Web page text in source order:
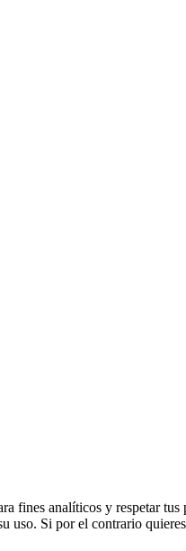
fines analíticos y respetar tus
uso. Si por el contrario